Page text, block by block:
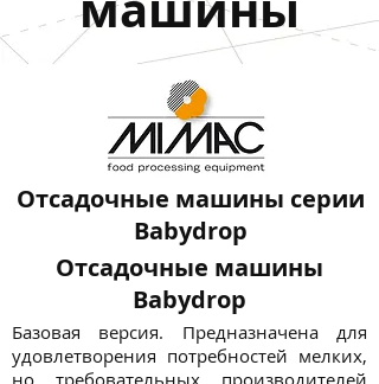
Отсадочные машины серии
Babydrop
Отсадочные машины
Babydrop
Базовая версия. Предназначена для
удовлетворения потребностей мелких,
но требовательных производителей